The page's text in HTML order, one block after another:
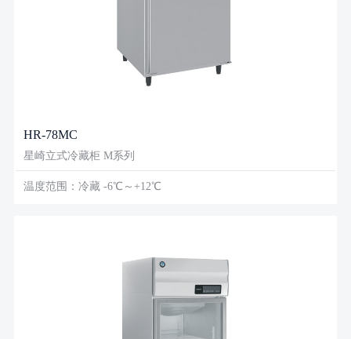
HR-78MC
星崎立式冷藏柜 M系列
温度范围：冷藏 -6℃～+12℃